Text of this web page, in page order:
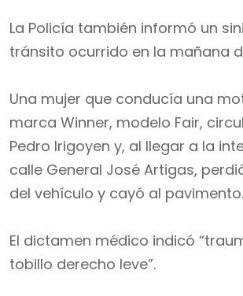
La Policía también informó un
tránsito ocurrido en la mañana
Una mujer que conducía una
marca Winner, modelo Fair,
Pedro Irigoyen y, al llegar a la
calle General José Artigas,
del vehículo y cayó al pavimento.
El dictamen médico indicó
tobillo derecho leve”.